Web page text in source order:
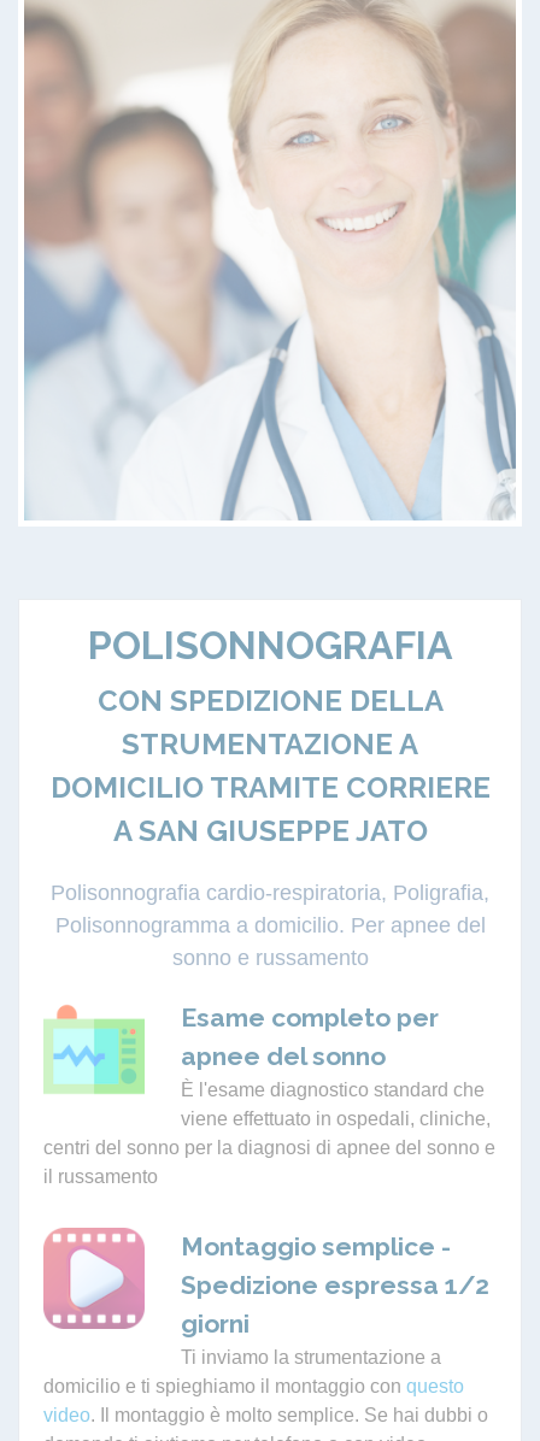
POLISONNOGRAFIA
CON SPEDIZIONE DELLA
STRUMENTAZIONE A
DOMICILIO TRAMITE CORRIERE
A SAN GIUSEPPE JATO
Polisonnografia cardio-respiratoria, Poligrafia,
Polisonnogramma a domicilio. Per apnee del
sonno e russamento
Esame completo per
apnee del sonno
È l'esame diagnostico standard che
viene effettuato in ospedali, cliniche,
centri del sonno per la diagnosi di apnee del sonno e
il russamento
Montaggio semplice -
Spedizione espressa 1/2
giorni
Ti inviamo la strumentazione a
domicilio e ti spieghiamo il montaggio con questo
video. Il montaggio è molto semplice. Se hai dubbi o